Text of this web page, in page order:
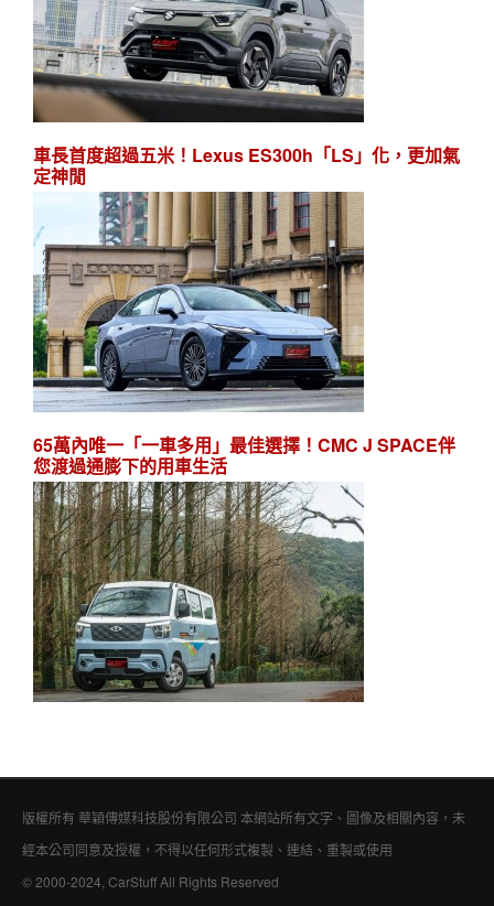
車長首度超過五米！Lexus ES300h「LS」化，更加氣
定神閒
65萬內唯一「一車多用」最佳選擇！CMC J SPACE伴
您渡過通膨下的用車生活
版權所有 華穎傳媒科技股份有限公司 本網站所有文字、圖像及相關內容，未
經本公司同意及授權，不得以任何形式複製、連結、重製或使用
© 2000-2024, CarStuff All Rights Reserved